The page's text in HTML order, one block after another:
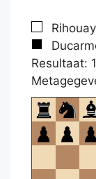
Resultaat: